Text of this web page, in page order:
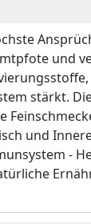
und
stärkt.
und
-